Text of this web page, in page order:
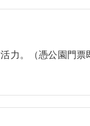
力。（憑公園門票